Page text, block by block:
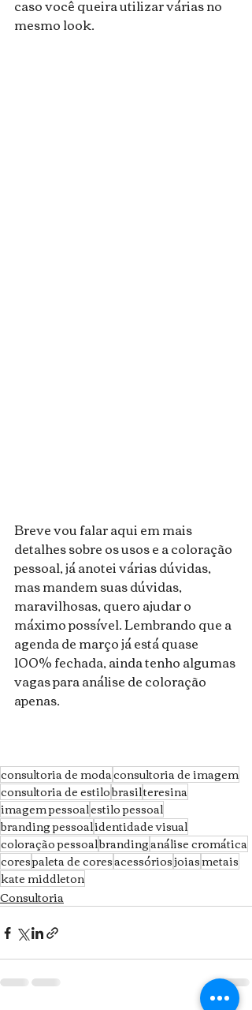
caso você queira utilizar várias no
mesmo look.
Breve vou falar aqui em mais
detalhes sobre os usos e a coloração
pessoal, já anotei várias dúvidas,
mas mandem suas dúvidas,
maravilhosas, quero ajudar o
máximo possível. Lembrando que a
agenda de março já está quase
100% fechada, ainda tenho algumas
vagas para análise de coloração
apenas.
consultoria de modaconsultoria de imagem
consultoria de estilobrasilteresina
imagem pessoalestilo pessoal
branding pessoalidentidade visual
coloração pessoalbrandinganálise cromática
corespaleta de coresacessóriosjoiasmetais
kate middleton
Consultoria